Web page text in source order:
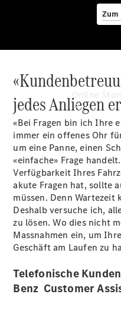
Anbieter/
Online Store
Digitale
Extras
jedes Anliegen
«Bei Fragen bin ich Ihre
immer ein offenes Ohr
um eine Panne, einen
«einfache» Frage
Verfügbarkeit Ihres
akute Fragen hat, sollte
müssen. Denn
Deshalb versuche ich,
zu lösen. Wo dies nicht
Massnahmen ein, um
Geschäft am Laufen zu
Telefonische
Benz Customer